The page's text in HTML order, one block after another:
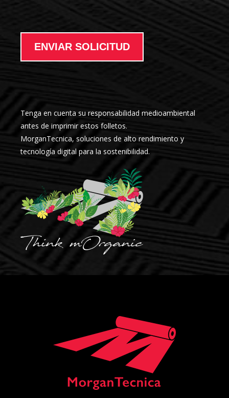
ENVIAR SOLICITUD
Tenga en cuenta su responsabilidad medioambiental
antes de imprimir estos folletos.
MorganTecnica, soluciones de alto rendimiento y
tecnología digital para la sostenibilidad.